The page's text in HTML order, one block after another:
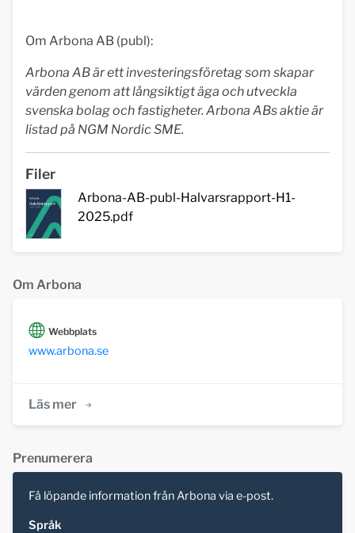
Om Arbona AB (publ):
Arbona AB är ett investeringsföretag som skapar
värden genom att långsiktigt äga och utveckla
svenska bolag och fastigheter. Arbona ABs aktie är
listad på NGM Nordic SME.
Filer
Arbona-AB-publ-Halvarsrapport-H1-
2025.pdf
Om Arbona
Webbplats
www.arbona.se
Läs mer
Prenumerera
Få löpande information från Arbona via e-post.
Språk